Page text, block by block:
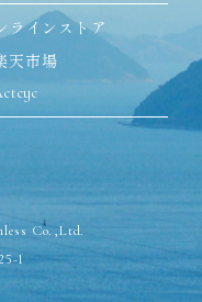
Co.,Ltd.
1
ラインストア
天市場